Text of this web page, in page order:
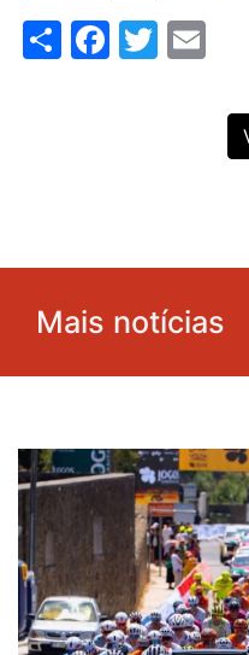
Share
Mais notícias